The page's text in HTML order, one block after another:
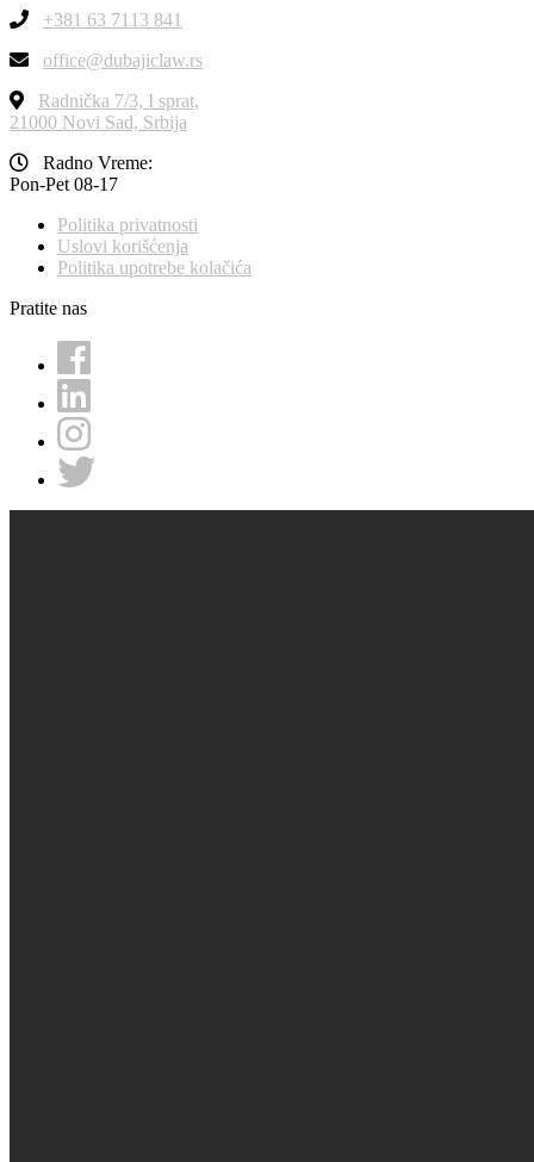
+381 63 7113 841
office@dubajiclaw.rs
Radnička 7/3, I sprat,
21000 Novi Sad, Srbija
Radno Vreme:
Pon-Pet 08-17
Politika privatnosti
Uslovi korišćenja
Politika upotrebe kolačića
Pratite nas